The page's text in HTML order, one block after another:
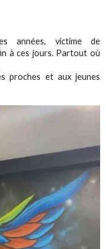
années, victime de
à ces jours. Partout où
proches et aux jeunes